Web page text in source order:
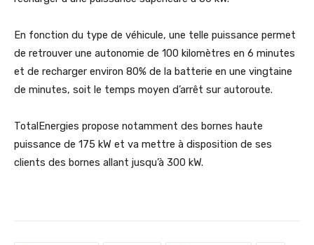
En fonction du type de véhicule, une telle puissance permet
de retrouver une autonomie de 100 kilomètres en 6 minutes
et de recharger environ 80% de la batterie en une vingtaine
de minutes, soit le temps moyen d’arrêt sur autoroute.
TotalEnergies propose notamment des bornes haute
puissance de 175 kW et va mettre à disposition de ses
clients des bornes allant jusqu’à 300 kW.